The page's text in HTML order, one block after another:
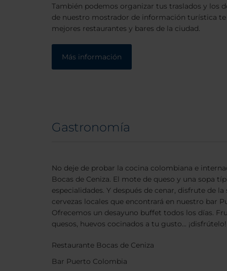
También podemos organizar tus traslados y los
de nuestro mostrador de información turística te
mejores restaurantes y bares de la ciudad.
Más información
Gastronomía
No deje de probar la cocina colombiana e
Bocas de Ceniza. El mote de queso y una sopa
especialidades. Y después de cenar, disfrute de
cervezas locales que encontrará en nuestro bar
Ofrecemos un desayuno buffet todos los días.
quesos, huevos cocinados a tu gusto... ¡disfrútelo!
Restaurante Bocas de Ceniza
Bar Puerto Colombia